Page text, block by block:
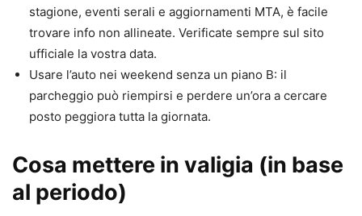
stagione, eventi serali e aggiornamenti MTA, è facile
trovare info non allineate. Verificate sempre sul sito
ufficiale la vostra data.
Usare l’auto nei weekend senza un piano B: il
parcheggio può riempirsi e perdere un’ora a cercare
posto peggiora tutta la giornata.
Cosa mettere in valigia (in base
al periodo)